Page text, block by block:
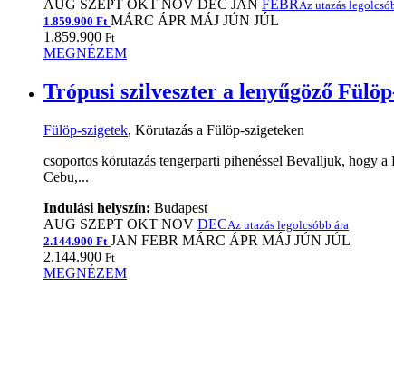
AUG SZEPT OKT NOV DEC JAN FEBRAz utazás
1.859.900 Ft MÁRC ÁPR MÁJ JÚN JÚL
1.859.900 Ft
MEGNÉZEM
Trópusi szilveszter a lenyűgöző
Fülöp-szigetek, Körutazás a Fülöp-szigeteken
csoportos körutazás tengerparti pihenéssel Bevalljuk, hogy
Cebu,...
Indulási helyszín: Budapest
AUG SZEPT OKT NOV DECAz utazás legolcsóbb ára
2.144.900 Ft JAN FEBR MÁRC ÁPR MÁJ JÚN JÚL
2.144.900 Ft
MEGNÉZEM